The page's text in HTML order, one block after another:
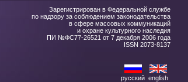
Зарегистрирован в Федеральной службе
по надзору за соблюдением законодательства
в сфере массовых коммуникаций
и охране культурного наследия
ПИ №ФС77-26521 от 7 декабря 2006 года
ISSN 2073-8137
русский english